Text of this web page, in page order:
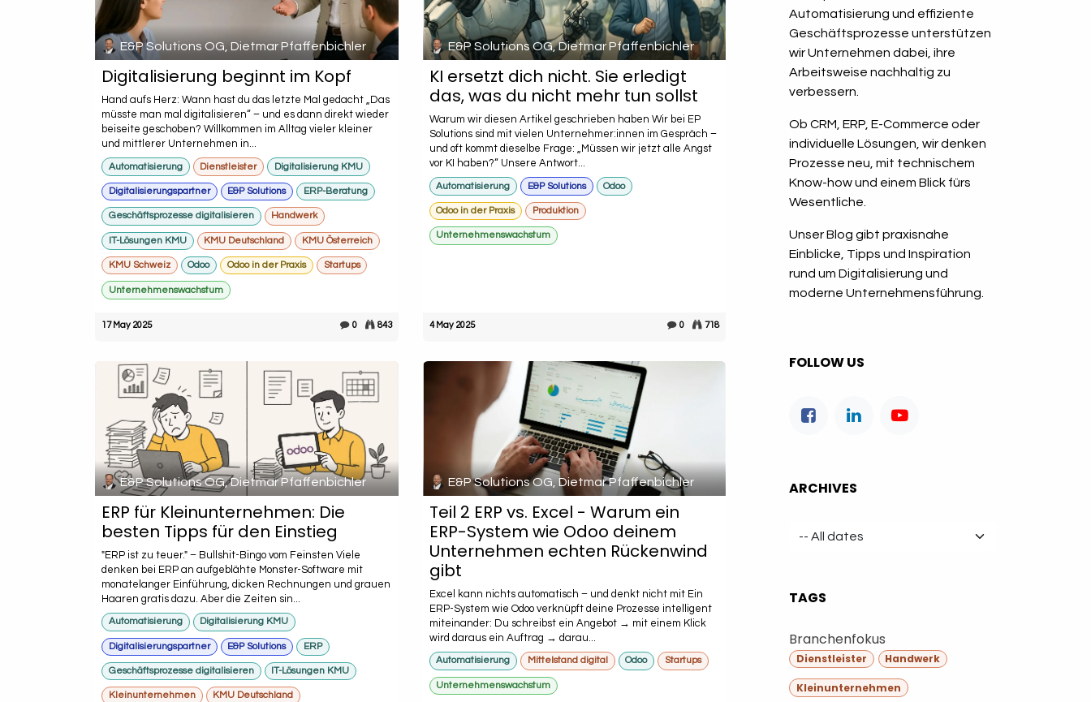
E&P Solutions OG, Dietmar Pfaffenbichler
Digitalisierung beginnt im Kopf
Hand aufs Herz: Wann hast du das letzte Mal gedacht „Das
müsste man mal digitalisieren“ – und es dann direkt wieder
beiseite geschoben? Willkommen im Alltag vieler kleiner
und mittlerer Unternehmen in...
Automatisierung Dienstleister Digitalisierung KMU
Digitalisierungspartner E&P Solutions ERP-Beratung
Geschäftsprozesse digitalisieren Handwerk
IT-Lösungen KMU KMU Deutschland KMU Österreich
KMU Schweiz Odoo Odoo in der Praxis Startups
Unternehmenswachstum
17 May 2025 0 843
E&P Solutions OG, Dietmar Pfaffenbichler
KI ersetzt dich nicht. Sie erledigt
das, was du nicht mehr tun sollst
Warum wir diesen Artikel geschrieben haben Wir bei EP
Solutions sind mit vielen Unternehmer:innen im Gespräch –
und oft kommt dieselbe Frage: „Müssen wir jetzt alle Angst
vor KI haben?“ Unsere Antwort...
Automatisierung E&P Solutions Odoo
Odoo in der Praxis Produktion
Unternehmenswachstum
4 May 2025 0 718
E&P Solutions OG, Dietmar Pfaffenbichler
ERP für Kleinunternehmen: Die
besten Tipps für den Einstieg
"ERP ist zu teuer." – Bullshit-Bingo vom Feinsten Viele
denken bei ERP an aufgeblähte Monster-Software mit
monatelanger Einführung, dicken Rechnungen und grauen
Haaren gratis dazu. Aber die Zeiten sin...
Automatisierung Digitalisierung KMU
Digitalisierungspartner E&P Solutions ERP
Geschäftsprozesse digitalisieren IT-Lösungen KMU
Kleinunternehmen KMU Deutschland
E&P Solutions OG, Dietmar Pfaffenbichler
Teil 2 ERP vs. Excel - Warum ein
ERP-System wie Odoo deinem
Unternehmen echten Rückenwind
gibt
Excel kann nichts automatisch – und denkt nicht mit Ein
ERP-System wie Odoo verknüpft deine Prozesse intelligent
miteinander: Du schreibst ein Angebot → mit einem Klick
wird daraus ein Auftrag → darau...
Automatisierung Mittelstand digital Odoo Startups
Unternehmenswachstum
Automatisierung und effiziente
Geschäftsprozesse unterstützen
wir Unternehmen dabei, ihre
Arbeitsweise nachhaltig zu
verbessern.
Ob CRM, ERP, E-Commerce oder
individuelle Lösungen, wir denken
Prozesse neu, mit technischem
Know-how und einem Blick fürs
Wesentliche.
Unser Blog gibt praxisnahe
Einblicke, Tipps und Inspiration
rund um Digitalisierung und
moderne Unternehmensführung.
FOLLOW US
ARCHIVES
TAGS
Branchenfokus
Dienstleister Handwerk
Kleinunternehmen